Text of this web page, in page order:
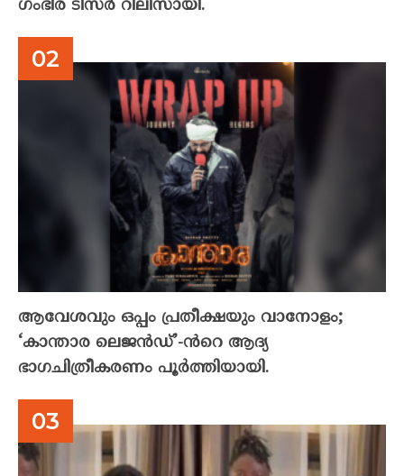
ഗംഭീര ടീസർ റിലീസായി.
ആവേശവും ഒപ്പം പ്രതീക്ഷയും വാനോളം;
‘കാന്താര ലെജൻഡ്’-ൻറെ ആദ്യ
ഭാഗചിത്രീകരണം പൂർത്തിയായി.